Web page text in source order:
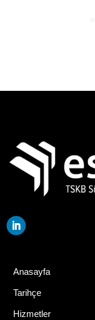
Anasayfa
Tarihçe
Hizmetler